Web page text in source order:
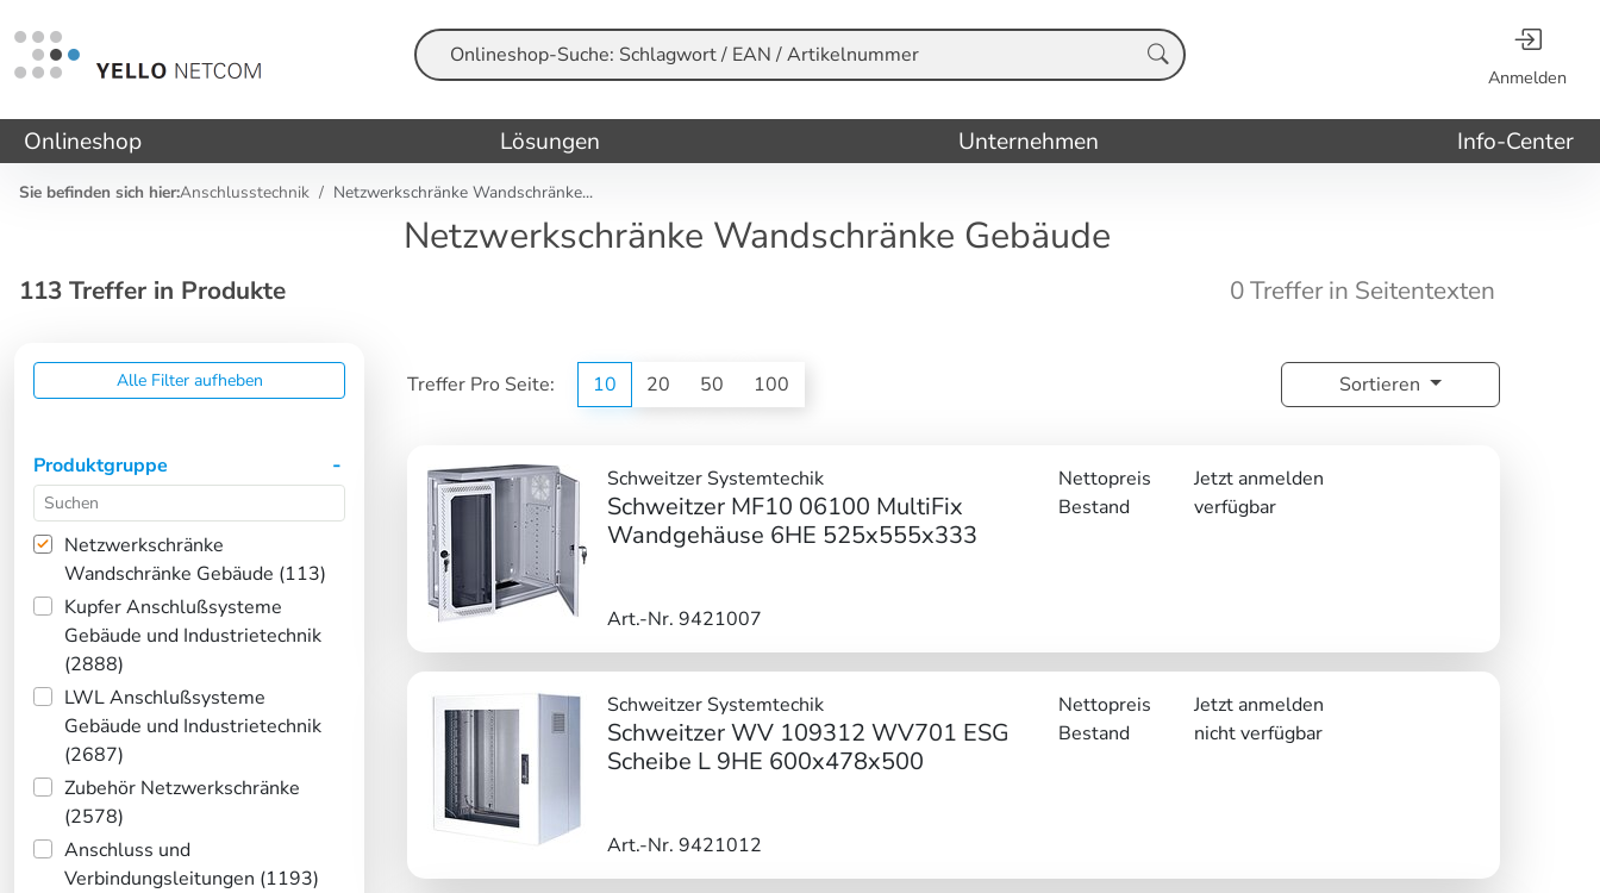
Suche Anmelden
Onlineshop Lösungen Unternehmen Info-Center
Sie befinden sich hier:Anschlusstechnik Netzwerkschränke Wandschränke...
Netzwerkschränke Wandschränke Gebäude
113 Treffer in Produkte 0 Treffer in Seitentexten
Alle Filter aufheben
Produktgruppe
Netzwerkschränke
Wandschränke Gebäude (113)
Kupfer Anschlußsysteme
Gebäude und Industrietechnik
(2888)
LWL Anschlußsysteme
Gebäude und Industrietechnik
(2687)
Zubehör Netzwerkschränke
(2578)
Anschluss und
Verbindungsleitungen (1193)
Treffer Pro Seite: 10 20 50 100 Sortieren
Schweitzer Systemtechik
Schweitzer MF10 06100 MultiFix
Wandgehäuse 6HE 525x555x333
Art.-Nr. 9421007
Nettopreis
Jetzt anmelden
Bestand
verfügbar
Schweitzer Systemtechik
Schweitzer WV 109312 WV701 ESG
Scheibe L 9HE 600x478x500
Art.-Nr. 9421012
Nettopreis
Jetzt anmelden
Bestand
nicht verfügbar